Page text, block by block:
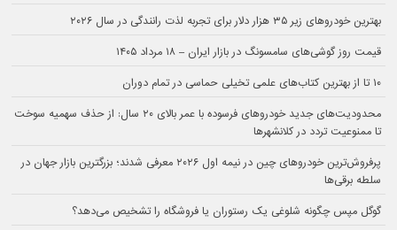
بهترین خودروهای زیر ۳۵ هزار دلار برای تجربه لذت رانندگی در سال ۲۰۲۶
قیمت روز گوشی‌های سامسونگ در بازار ایران – ۱۸ مرداد ۱۴۰۵
۱۰ تا از بهترین کتاب‌های علمی تخیلی حماسی در تمام دوران
محدودیت‌های جدید خودروهای فرسوده با عمر بالای ۲۰ سال: از حذف سهمیه سوخت
تا ممنوعیت تردد در کلانشهرها
پرفروش‌ترین خودروهای چین در نیمه اول ۲۰۲۶ معرفی شدند؛ بزرگترین بازار جهان در
سلطه برقی‌ها
گوگل مپس چگونه شلوغی یک رستوران یا فروشگاه را تشخیص می‌دهد؟